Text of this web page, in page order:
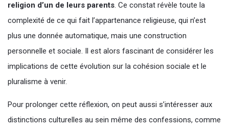
religion d’un de leurs parents. Ce constat révèle toute la
complexité de ce qui fait l’appartenance religieuse, qui n’est
plus une donnée automatique, mais une construction
personnelle et sociale. Il est alors fascinant de considérer les
implications de cette évolution sur la cohésion sociale et le
pluralisme à venir.
Pour prolonger cette réflexion, on peut aussi s’intéresser aux
distinctions culturelles au sein même des confessions, comme